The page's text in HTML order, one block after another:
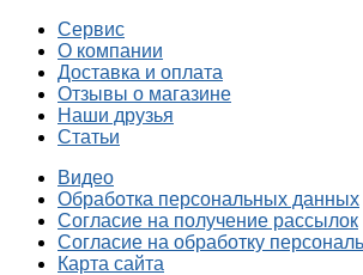
Сервис
О компании
Доставка и оплата
Отзывы о магазине
Наши друзья
Статьи
Видео
Обработка персональных данных
Согласие на получение рассылок
Согласие на обработку
Карта сайта